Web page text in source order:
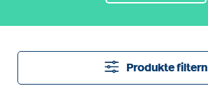
Produkte filtern